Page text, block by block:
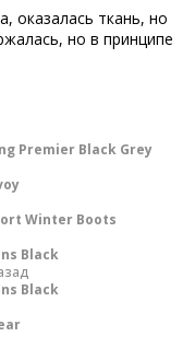
оказалась ткань, но
но в принципе
Premier Black Grey
Winter Boots
Black
Black